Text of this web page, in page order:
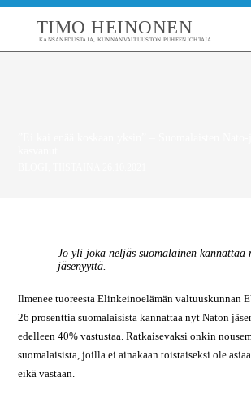
TIMO HEINONEN
KANSANEDUSTAJA, KUNNANVALTUUSTON PUHEENJOHTAJA
Jo yli joka neljäs suomalainen kannattaa
jäsenyyttä.
Ilmenee tuoreesta Elinkeinoelämän valtuuskunnan
26 prosenttia suomalaisista kannattaa nyt Naton
edelleen 40% vastustaa. Ratkaisevaksi onkin
suomalaisista, joilla ei ainakaan toistaiseksi ole
eikä vastaan.